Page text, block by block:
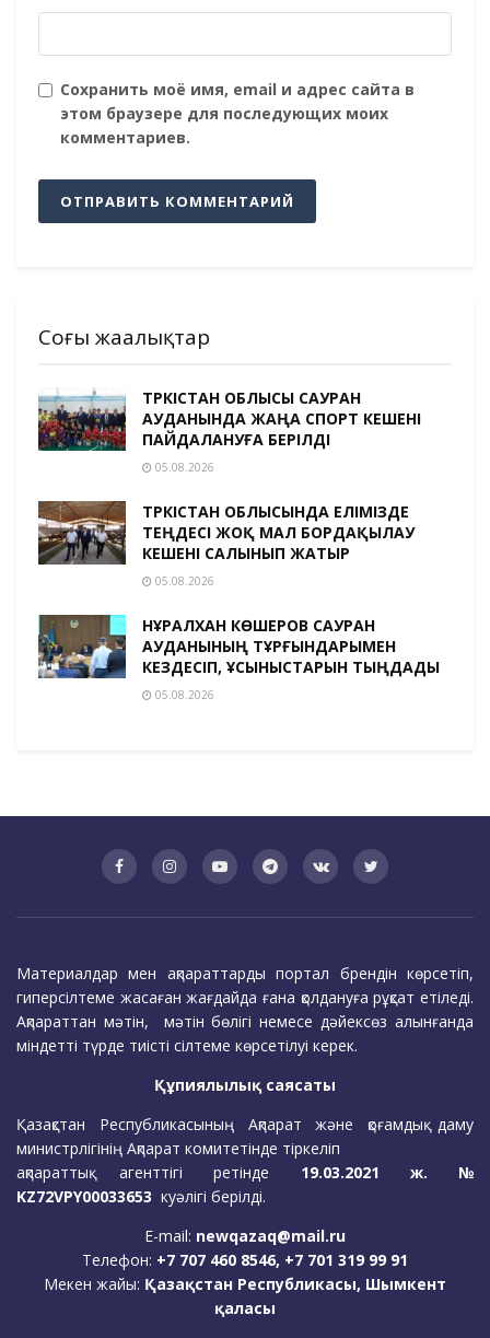
Сохранить моё имя, email и адрес сайта в
этом браузере для последующих моих
комментариев.
Соңғы жаңалықтар
ТҮРКІСТАН ОБЛЫСЫ САУРАН
АУДАНЫНДА ЖАҢА СПОРТ КЕШЕНІ
ПАЙДАЛАНУҒА БЕРІЛДІ
05.08.2026
ТҮРКІСТАН ОБЛЫСЫНДА ЕЛІМІЗДЕ
ТЕҢДЕСІ ЖОҚ МАЛ БОРДАҚЫЛАУ
КЕШЕНІ САЛЫНЫП ЖАТЫР
05.08.2026
НҰРАЛХАН КӨШЕРОВ САУРАН
АУДАНЫНЫҢ ТҰРҒЫНДАРЫМЕН
КЕЗДЕСІП, ҰСЫНЫСТАРЫН ТЫҢДАДЫ
05.08.2026
Материалдар мен ақпараттарды портал брендін көрсетіп,
гиперсілтеме жасаған жағдайда ғана қолдануға рұқсат етіледі.
Ақпараттан мәтін, мәтін бөлігі немесе дәйексөз алынғанда
міндетті түрде тиісті сілтеме көрсетілуі керек.
Құпиялылық саясаты
Қазақстан Республикасының Ақпарат және қоғамдық даму
министрлігінің Ақпарат комитетінде тіркеліп
ақпараттық агенттігі ретінде 19.03.2021 ж. №
KZ72VPY00033653 куәлігі берілді.
E-mail: newqazaq@mail.ru
Телефон: +7 707 460 8546, +7 701 319 99 91
Мекен жайы: Қазақстан Республикасы, Шымкент
қаласы